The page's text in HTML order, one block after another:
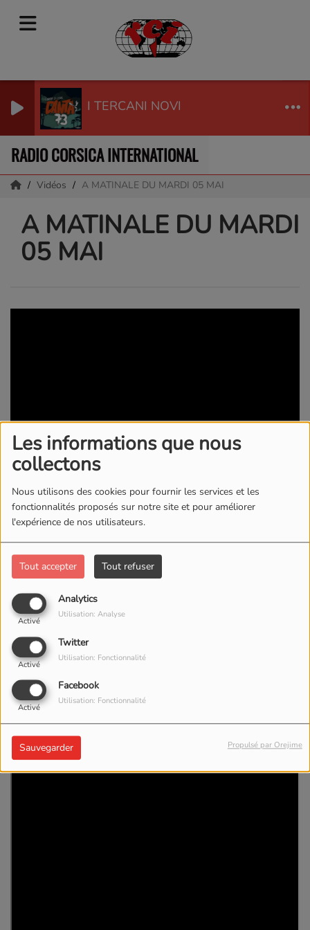
Les informations que nous
collectons
Nous utilisons des cookies pour fournir les services et les
fonctionnalités proposés sur notre site et pour améliorer
l'expérience de nos utilisateurs.
Tout accepter Tout refuser
Analytics
Activé
Utilisation: Analyse
Twitter
Activé
Utilisation: Fonctionnalité
Facebook
Activé
Utilisation: Fonctionnalité
Sauvegarder Propulsé par Orejime
I TERCANI NOVI
RADIO CORSICA INTERNATIONAL
Vidéos A MATINALE DU MARDI 05 MAI
A MATINALE DU MARDI
05 MAI
05 MAI 2026